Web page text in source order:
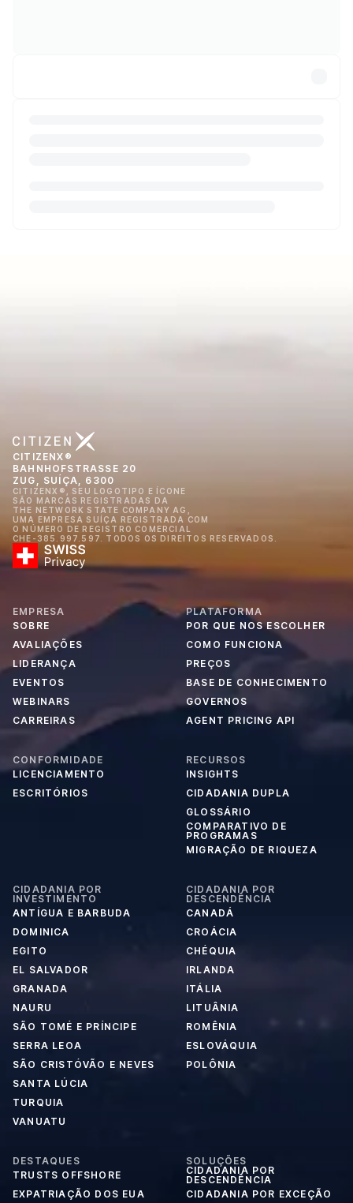
CITIZENX®
BAHNHOFSTRASSE 20
ZUG, SUÍÇA, 6300
CITIZENX®, SEU LOGOTIPO E ÍCONE
SÃO MARCAS REGISTRADAS DA
THE NETWORK STATE COMPANY AG,
UMA EMPRESA SUÍÇA REGISTRADA COM
O NÚMERO DE REGISTRO COMERCIAL
CHE-385.997.597. TODOS OS DIREITOS RESERVADOS.
EMPRESA
SOBRE
AVALIAÇÕES
LIDERANÇA
EVENTOS
WEBINARS
CARREIRAS
PLATAFORMA
POR QUE NOS ESCOLHER
COMO FUNCIONA
PREÇOS
BASE DE CONHECIMENTO
GOVERNOS
AGENT PRICING API
CONFORMIDADE
LICENCIAMENTO
ESCRITÓRIOS
RECURSOS
INSIGHTS
CIDADANIA DUPLA
GLOSSÁRIO
COMPARATIVO DE
PROGRAMAS
MIGRAÇÃO DE RIQUEZA
CIDADANIA POR
INVESTIMENTO
ANTÍGUA E BARBUDA
DOMINICA
EGITO
EL SALVADOR
GRANADA
NAURU
SÃO TOMÉ E PRÍNCIPE
SERRA LEOA
SÃO CRISTÓVÃO E NEVES
SANTA LÚCIA
TURQUIA
VANUATU
CIDADANIA POR
DESCENDÊNCIA
CANADÁ
CROÁCIA
CHÉQUIA
IRLANDA
ITÁLIA
LITUÂNIA
ROMÊNIA
ESLOVÁQUIA
POLÔNIA
DESTAQUES
TRUSTS OFFSHORE
EXPATRIAÇÃO DOS EUA
SOLUÇÕES
CIDADANIA POR
DESCENDÊNCIA
CIDADANIA POR EXCEÇÃO